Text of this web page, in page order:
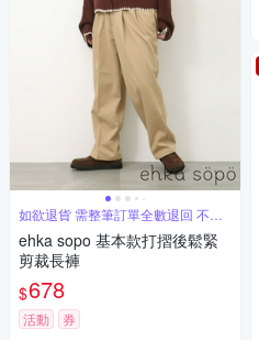
如欲退貨 需整筆訂單全數退回 不能
單退
ehka sopo 基本款打摺後鬆緊
剪裁長褲
$678
活動 券